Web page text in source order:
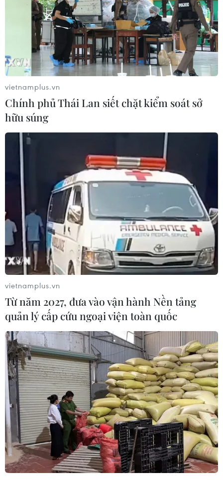
TIN CÙNG CHUYÊN MỤC
Tổng Bí thư, Chủ tịch nước Tô Lâm
đến thủ đô Canberra, tiếp tục
chuyến thăm cấp Nhà nước Australia
vietnamplus.vn
Chính phủ Thái Lan siết chặt kiểm soát sở
hữu súng
vietnamplus.vn
Từ năm 2027, đưa vào vận hành Nền tảng
quản lý cấp cứu ngoại viện toàn quốc